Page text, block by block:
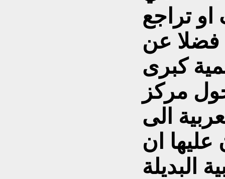
تراجع
فضلا عن
كبرى
مركز
الى
عليها ان
البديلة